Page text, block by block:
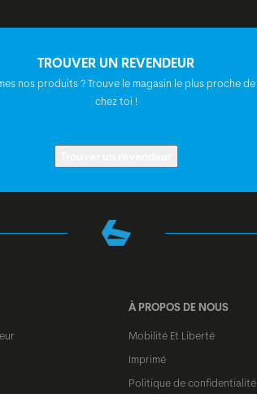
POTENCE
TIGE DE SELLE
TROUVER UN REVENDEUR
nos produits ? Trouve le magasin le plus proche de
chez toi !
À PROPOS DE NOUS
Mobilité Et Liberté
Imprimé
Politique de confidentialité